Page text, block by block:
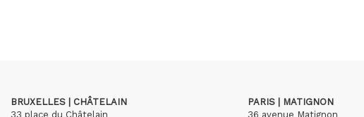
BRUXELLES | CHÂTELAIN
33 place du Châtelain
PARIS | MATIGNON
36 avenue Matignon